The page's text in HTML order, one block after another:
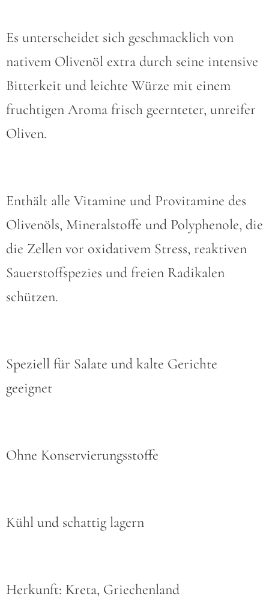
Es unterscheidet sich geschmacklich von
nativem Olivenöl extra durch seine intensive
Bitterkeit und leichte Würze mit einem
fruchtigen Aroma frisch geernteter, unreifer
Oliven.
Enthält alle Vitamine und Provitamine des
Olivenöls, Mineralstoffe und Polyphenole, die
die Zellen vor oxidativem Stress, reaktiven
Sauerstoffspezies und freien Radikalen
schützen.
Speziell für Salate und kalte Gerichte
geeignet
Ohne Konservierungsstoffe
Kühl und schattig lagern
Herkunft: Kreta, Griechenland